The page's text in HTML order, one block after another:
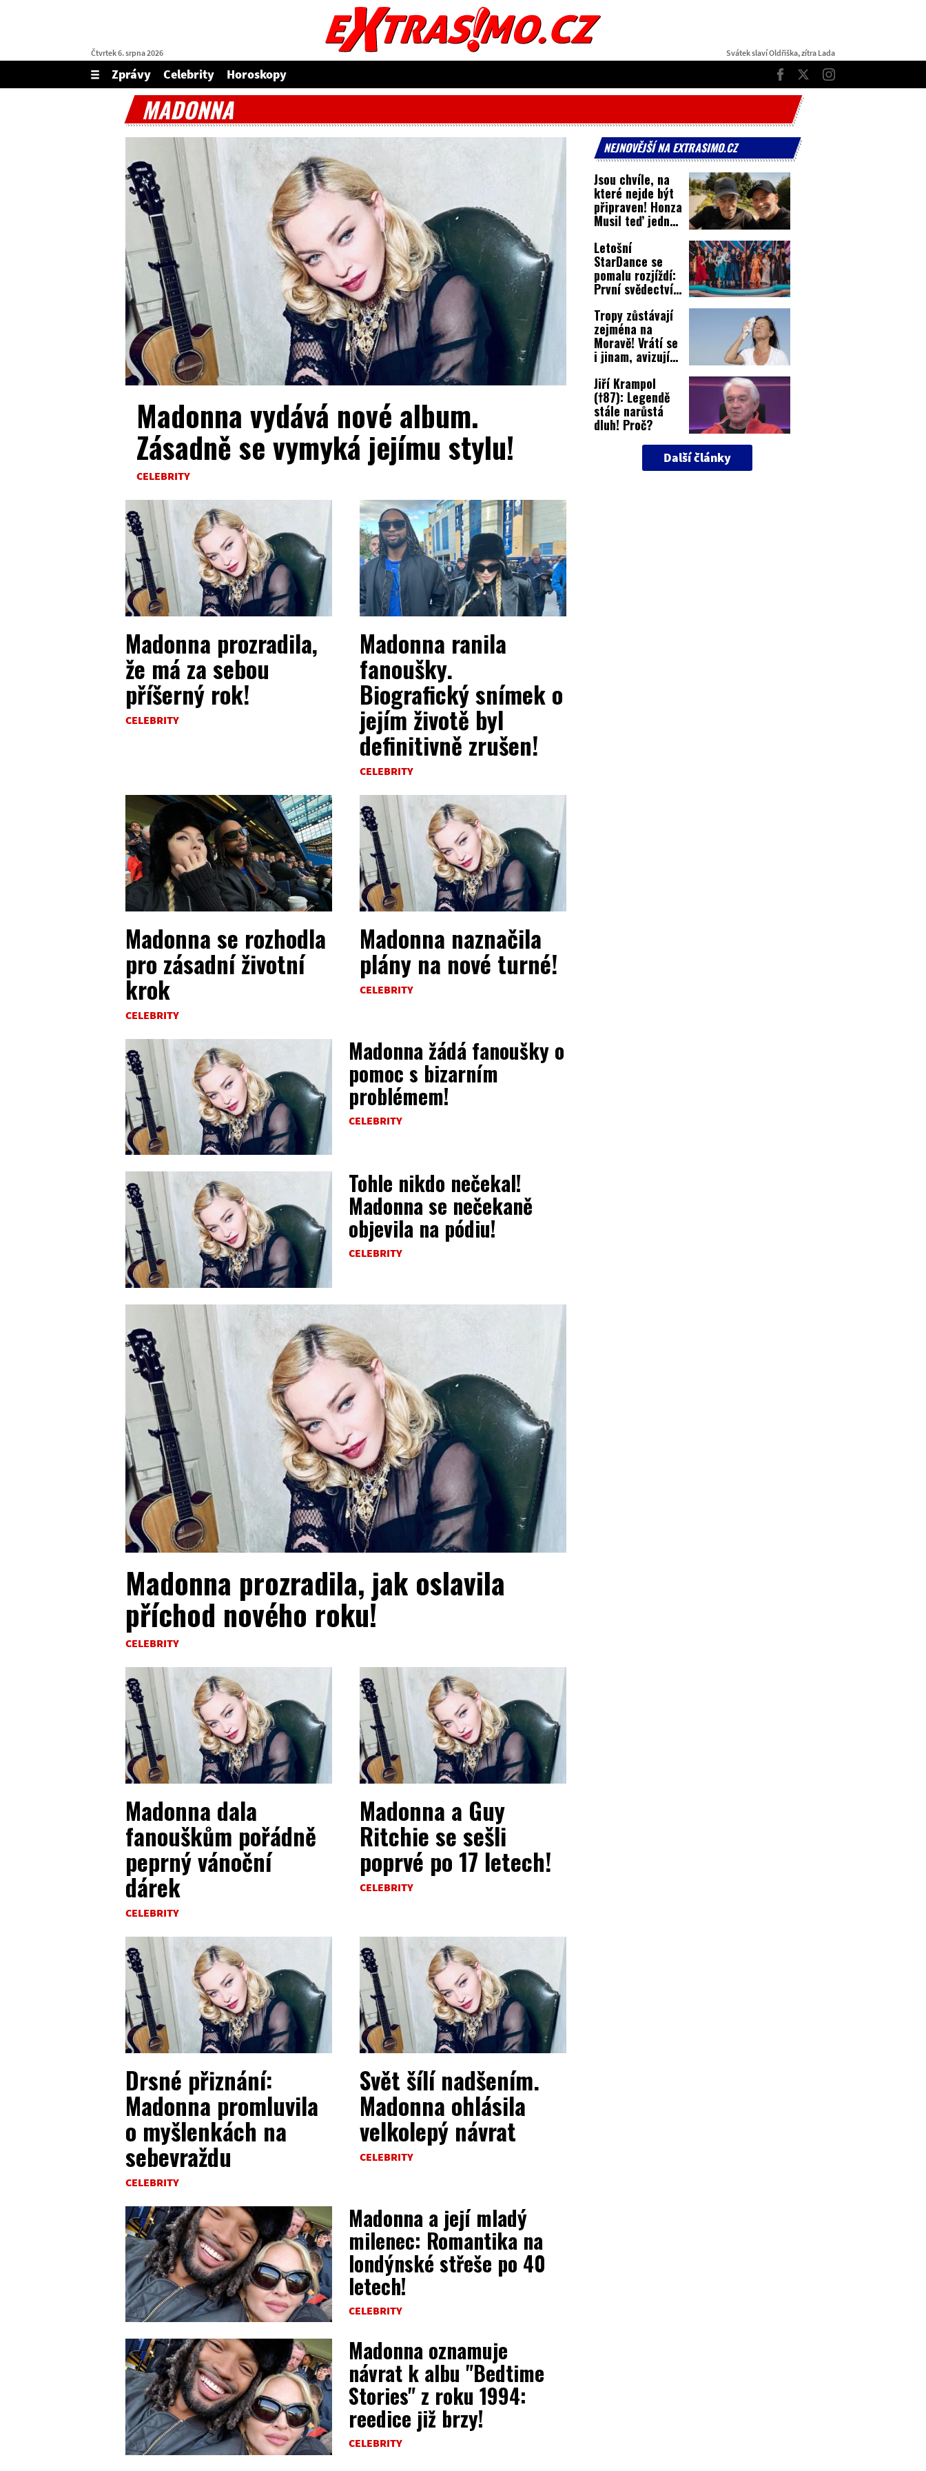
Čtvrtek 6. srpna 2026 Svátek slaví Oldřiška, zítra Lada
Zobrazit/skrýt
menu
Zprávy Celebrity
Horoskopy
Facebook
TwitterInstagram
MADONNA
Madonna vydává nové album.
Zásadně se vymyká jejímu stylu!
CELEBRITY
NEJNOVĚJŠÍ NA EXTRASIMO.CZ
Jsou chvíle, na
které nejde být
připraven! Honza
Musil teď jednu
Letošní
StarDance se
pomalu rozjíždí:
První svědectví z
Tropy zůstávají
zejména na
Moravě! Vrátí se
i jinam, avizují
Jiří Krampol
(†87): Legendě
stále narůstá
dluh! Proč?
Další články
Madonna prozradila,
že má za sebou
příšerný rok!
CELEBRITY
Madonna ranila
fanoušky.
Biografický snímek o
jejím životě byl
definitivně zrušen!
CELEBRITY
Madonna se rozhodla
pro zásadní životní
krok
CELEBRITY
Madonna naznačila
plány na nové turné!
CELEBRITY
Madonna žádá fanoušky o
pomoc s bizarním
problémem!
CELEBRITY
Tohle nikdo nečekal!
Madonna se nečekaně
objevila na pódiu!
CELEBRITY
Madonna prozradila, jak oslavila
příchod nového roku!
CELEBRITY
Madonna dala
fanouškům pořádně
peprný vánoční
dárek
CELEBRITY
Madonna a Guy
Ritchie se sešli
poprvé po 17 letech!
CELEBRITY
Drsné přiznání:
Madonna promluvila
o myšlenkách na
sebevraždu
CELEBRITY
Svět šílí nadšením.
Madonna ohlásila
velkolepý návrat
CELEBRITY
Madonna a její mladý
milenec: Romantika na
londýnské střeše po 40
letech!
CELEBRITY
Madonna oznamuje
návrat k albu "Bedtime
Stories" z roku 1994:
reedice již brzy!
CELEBRITY